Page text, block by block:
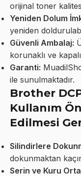
orijinal toner
Yeniden Dolum
yeniden
Güvenli Ambalaj:
korunaklı ve
Garanti:
ile sunulmaktadır.
Brother
Kullanım
Edilmesi
Silindirlere
dokunmaktan
Serin ve Kuru